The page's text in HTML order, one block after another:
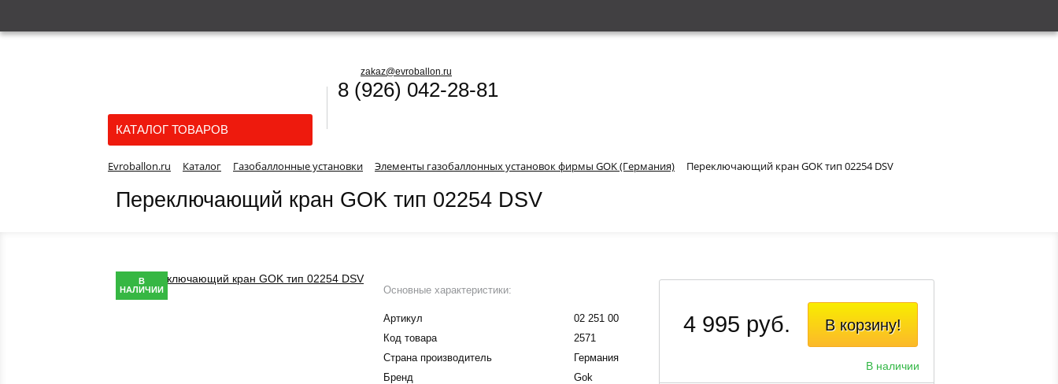
zakaz@evroballon.ru
8 (926) 042-28-81
КАТАЛОГ ТОВАРОВ
Evroballon.ru Каталог Газобаллонные установки Элементы газобаллонных установок фирмы GOK (Германия) Переключающий кран GOK тип 02254 DSV
Переключающий кран GOK тип 02254 DSV
В
НАЛИЧИИ
Основные характеристики:
Артикул
02 251 00
Код товара
2571
Страна производитель
Германия
Бренд
Gok
В корзину!
В наличии
4 995 руб.